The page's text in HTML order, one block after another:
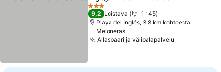
Jaa Lisää suosikkeihin
3 Tähtiluokitus
9,2 Loistava
1 145
Playa del Inglés, 3.8 km kohteesta
Meloneras
Allasbaari ja välipalapalvelu